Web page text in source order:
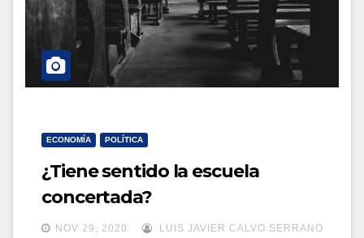
ECONOMÍA POLÍTICA
¿Tiene sentido la escuela
concertada?
NOV 29, 2020 LUIS JAVIER CALVO SERRANO